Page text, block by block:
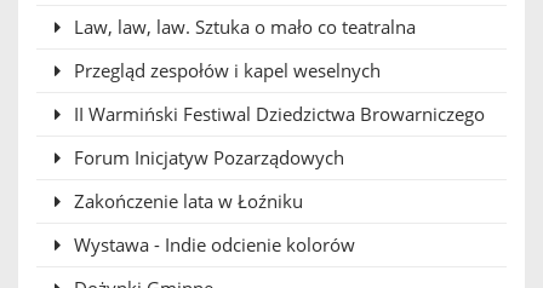
Law, law, law. Sztuka o mało co teatralna
Przegląd zespołów i kapel weselnych
II Warmiński Festiwal Dziedzictwa Browarniczego
Forum Inicjatyw Pozarządowych
Zakończenie lata w Łoźniku
Wystawa - Indie odcienie kolorów